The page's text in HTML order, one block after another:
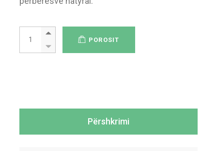
CalmTu® Night 15 Kapsula quantity
POROSIT
Përshkrimi